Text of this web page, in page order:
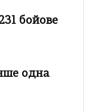
бойове
одна